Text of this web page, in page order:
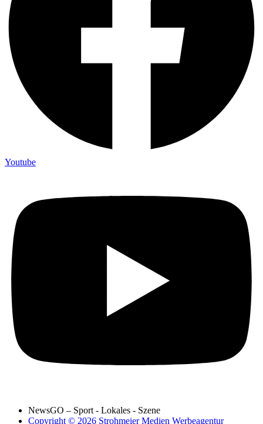
Youtube
NewsGO – Sport - Lokales - Szene
Copyright © 2026 Strohmeier Medien Werbeagentur